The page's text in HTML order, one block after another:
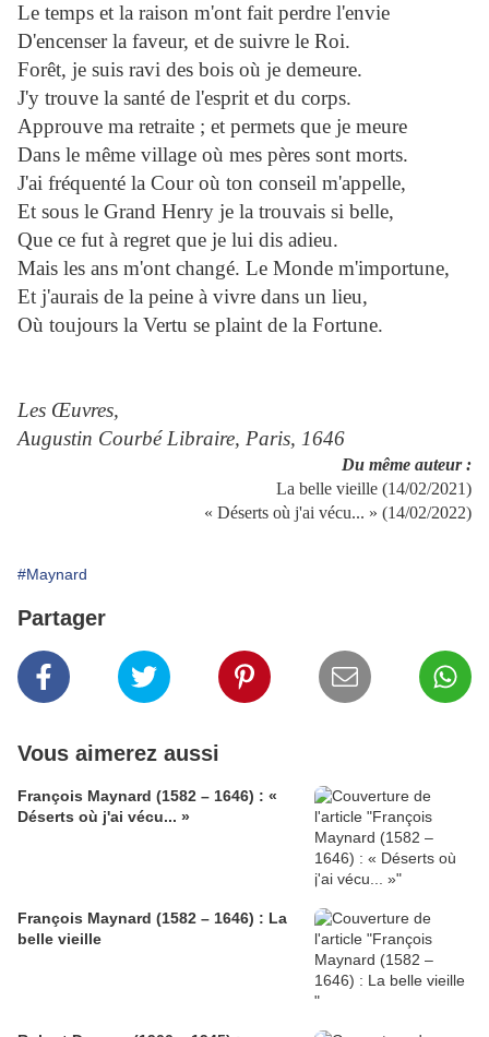
Le temps et la raison m'ont fait perdre l'envie
D'encenser la faveur, et de suivre le Roi.
Forêt, je suis ravi des bois où je demeure.
J'y trouve la santé de l'esprit et du corps.
Approuve ma retraite ; et permets que je meure
Dans le même village où mes pères sont morts.
J'ai fréquenté la Cour où ton conseil m'appelle,
Et sous le Grand Henry je la trouvais si belle,
Que ce fut à regret que je lui dis adieu.
Mais les ans m'ont changé. Le Monde m'importune,
Et j'aurais de la peine à vivre dans un lieu,
Où toujours la Vertu se plaint de la Fortune.
Les Œuvres,
Augustin Courbé Libraire, Paris, 1646
Du même auteur :
La belle vieille (14/02/2021)
« Déserts où j'ai vécu... » (14/02/2022)
#Maynard
Partager
Vous aimerez aussi
François Maynard (1582 – 1646) : «
Déserts où j'ai vécu... »
François Maynard (1582 – 1646) : La
belle vieille